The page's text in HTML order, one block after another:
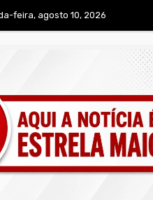
feira, agosto 10, 2026